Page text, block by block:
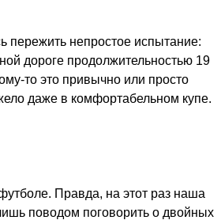
пережить непростое испытание:
дороге продолжительностью 19
то это привычно или просто
даже в комфортабельном купе.
Правда, на этот раз наша
поводом поговорить о двойных